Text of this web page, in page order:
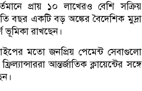
প্রায় ১০ লাখেরও বেশি সক্রিয়
বছর একটি বড় অঙ্কের বৈদেশিক মুদ্রা
ভূমিকা রাখছেন।
মতো জনপ্রিয় পেমেন্ট সেবাগুলো
আন্তর্জাতিক ক্লায়েন্টের সঙ্গে